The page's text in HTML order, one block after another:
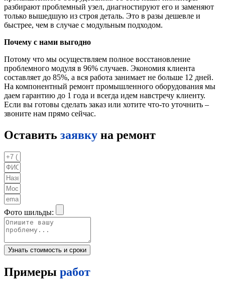
разбирают проблемный узел, диагностируют его и заменяют
только вышедшую из строя деталь. Это в разы дешевле и
быстрее, чем в случае с модульным подходом.
Почему с нами выгодно
Потому что мы осуществляем полное восстановление
проблемного модуля в 96% случаев. Экономия клиента
составляет до 85%, а вся работа занимает не больше 12 дней.
На компонентный ремонт промышленного оборудования мы
даем гарантию до 1 года и всегда идем навстречу клиенту.
Если вы готовы сделать заказ или хотите что-то уточнить –
звоните нам прямо сейчас.
Оставить заявку на ремонт
Фото шильды:
Узнать стоимость и сроки
Примеры работ